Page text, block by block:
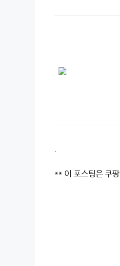
.
** 이 포스팅은 쿠